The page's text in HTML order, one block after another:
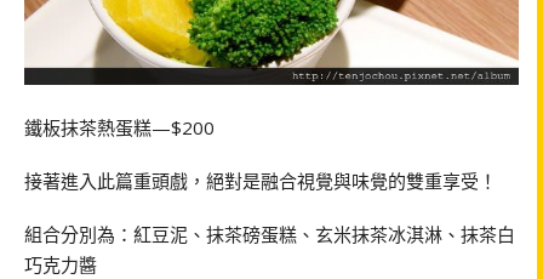
鐵板抹茶熱蛋糕—$200
接著進入此篇重頭戲，絕對是融合視覺與味覺的雙重享受！
組合分別為：紅豆泥、抹茶磅蛋糕、玄米抹茶冰淇淋、抹茶白
巧克力醬